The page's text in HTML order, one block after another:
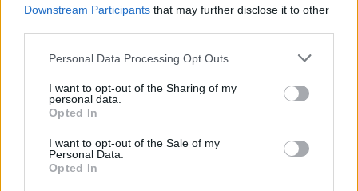
Downstream Participants that may further disclose it to other
Personal Data Processing Opt Outs
I want to opt-out of the Sharing of my
personal data.
Opted In
I want to opt-out of the Sale of my
Personal Data.
Opted In